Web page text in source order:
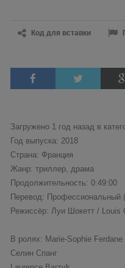
Код для вставки
Загружено 1 год назад в
Год выпуска: 2018
Страна: Франция
Жанр: триллер, драма
Продолжительность: 0:49:00
Перевод: Профессиональный
Режиссёр: Луи Шокетт / Louis
В ролях: Marie-Sophie Ferdane
Селин Спанг